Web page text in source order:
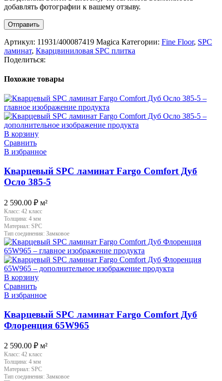
добавлять фотографии к вашему отзыву.
Артикул: 11931/400087419 Magica Категории: Fine Floor, SPC
ламинат, Кварцвиниловая SPC плитка
Поделиться:
Похожие товары
В корзину
Сравнить
В избранное
Кварцевый SPC ламинат Fargo Comfort Дуб
Осло 385-5
2 590.00 ₽ м²
Класс: 42 класс
Толщина: 4 мм
Материал: SPC
Тип соединения: Замковое
В корзину
Сравнить
В избранное
Кварцевый SPC ламинат Fargo Comfort Дуб
Флоренция 65W965
2 590.00 ₽ м²
Класс: 42 класс
Толщина: 4 мм
Материал: SPC
Тип соединения: Замковое